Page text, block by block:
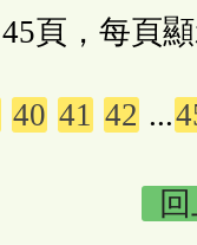
45頁，每頁
40 41 42 ...